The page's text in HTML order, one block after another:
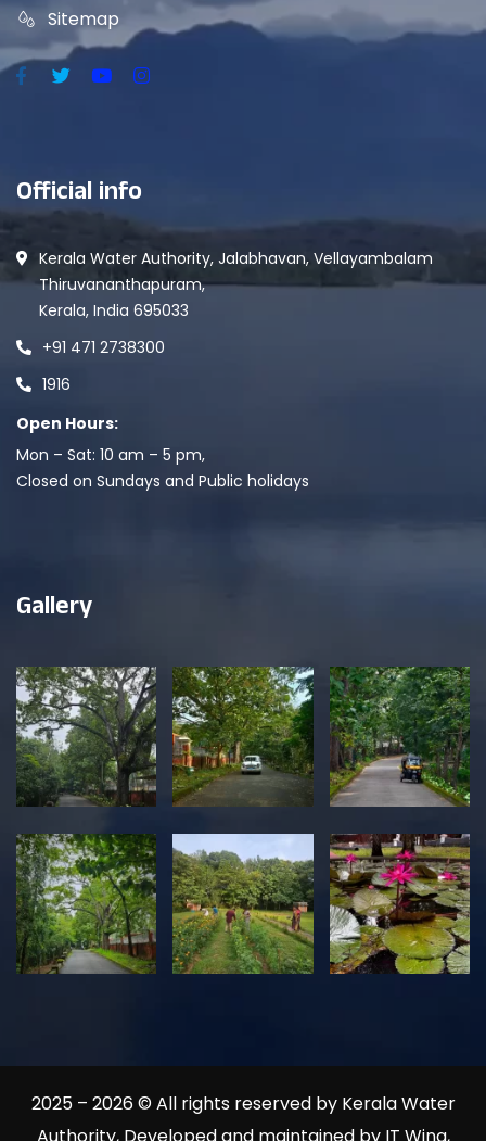
Sitemap
Official info
Kerala Water Authority, Jalabhavan, Vellayambalam
Thiruvananthapuram,
Kerala, India 695033
+91 471 2738300
1916
Open Hours:
Mon – Sat: 10 am – 5 pm,
Closed on Sundays and Public holidays
Gallery
2025 – 2026 © All rights reserved by Kerala Water